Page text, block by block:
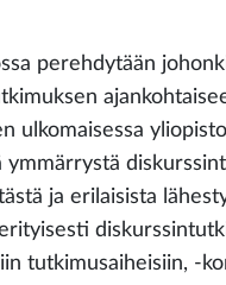
perehdytään
ulkomaisessa
ymmärrystä
ja erilaisista
tutkimusaiheisiin, -